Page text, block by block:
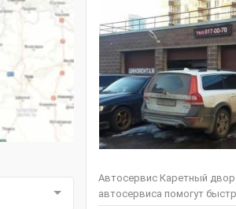
Автосервис Каретный двор
автосервиса помогут